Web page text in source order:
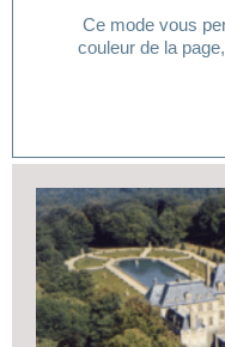
Ce mode vous
couleur de la
Vous avez besoin